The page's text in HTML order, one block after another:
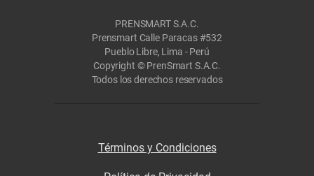
PRENSMART S.A.C.
Prensmart Calle Paracas #532
Pueblo Libre, Lima - Perú
Copyright © PrenSmart S.A.C.
Todos los derechos reservados
Términos y Condiciones